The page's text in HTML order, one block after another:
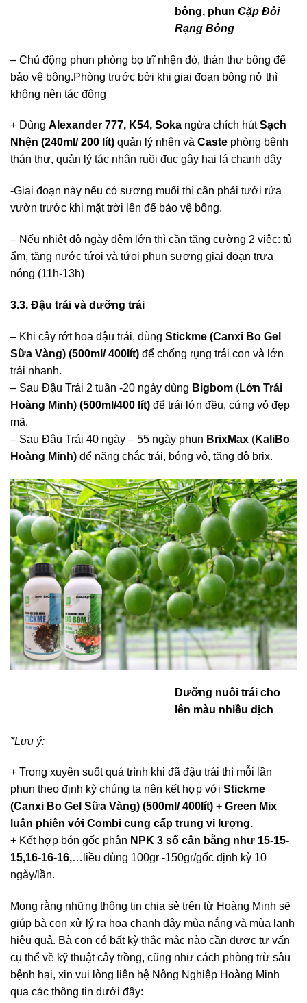
bông, phun Cặp Đôi
Rạng Bông
– Chủ động phun phòng bọ trĩ nhện đỏ, thán thư bông để
bảo vệ bông.Phòng trước bởi khi giai đoạn bông nở thì
không nên tác động
+ Dùng Alexander 777, K54, Soka ngừa chích hútSạch
Nhện (240ml/ 200 lít) quản lý nhện và Caste phòng bệnh
thán thư, quản lý tác nhân ruồi đục gây hại lá chanh dây
-Giai đoạn này nếu có sương muối thì cần phải tưới rửa
vườn trước khi mặt trời lên để bảo vệ bông.
– Nếu nhiệt độ ngày đêm lớn thì cần tăng cường 2 việc: tủ
ẩm, tăng nước tứoi và tứoi phun sương giai đoạn trưa
nóng (11h-13h)
3.3. Đậu trái và dưỡng trái
– Khi cây rớt hoa đậu trái, dùng Stickme (Canxi Bo Gel
Sữa Vàng) (500ml/ 400lít) để chống rụng trái con và lớn
trái nhanh.
– Sau Đậu Trái 2 tuần -20 ngày dùng Bigbom (Lớn Trái
Hoàng Minh) (500ml/400 lít) để trái lớn đều, cứng vỏ đẹp
mã.
– Sau Đậu Trái 40 ngày – 55 ngày phun BrixMax (KaliBo
Hoàng Minh) để nặng chắc trái, bóng vỏ, tăng độ brix.
Dưỡng nuôi trái cho
lên màu nhiều dịch
*Lưu ý:
+ Trong xuyên suốt quá trình khi đã đậu trái thì mỗi lần
phun theo định kỳ chúng ta nên kết hợp với Stickme
(Canxi Bo Gel Sữa Vàng) (500ml/ 400lít) + Green Mix
luân phiên với Combi cung cấp trung vi lượng.
+ Kết hợp bón gốc phân NPK 3 số cân bằng như 15-15-
15,16-16-16,…liều dùng 100gr -150gr/gốc định kỳ 10
ngày/lần.
Mong rằng những thông tin chia sẻ trên từ Hoàng Minh sẽ
giúp bà con xử lý ra hoa chanh dây mùa nắng và mùa lạnh
hiệu quả. Bà con có bất kỳ thắc mắc nào cần được tư vấn
cụ thể về kỹ thuật cây trồng, cũng như cách phòng trừ sâu
bệnh hại, xin vui lòng liên hệ Nông Nghiệp Hoàng Minh
qua các thông tin dưới đây: